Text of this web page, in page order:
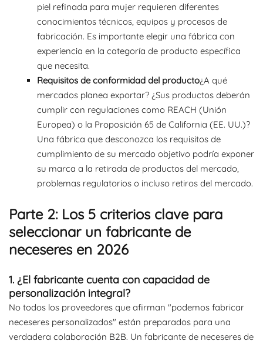
piel refinada para mujer requieren diferentes
conocimientos técnicos, equipos y procesos de
fabricación. Es importante elegir una fábrica con
experiencia en la categoría de producto específica
que necesita.
Requisitos de conformidad del producto¿A qué
mercados planea exportar? ¿Sus productos deberán
cumplir con regulaciones como REACH (Unión
Europea) o la Proposición 65 de California (EE. UU.)?
Una fábrica que desconozca los requisitos de
cumplimiento de su mercado objetivo podría exponer
su marca a la retirada de productos del mercado,
problemas regulatorios o incluso retiros del mercado.
Parte 2: Los 5 criterios clave para
seleccionar un fabricante de
neceseres en 2026
1. ¿El fabricante cuenta con capacidad de
personalización integral?
No todos los proveedores que afirman "podemos fabricar
neceseres personalizados" están preparados para una
verdadera colaboración B2B. Un fabricante de neceseres de